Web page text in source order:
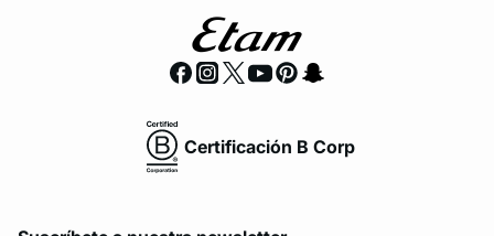
Certificación B Corp